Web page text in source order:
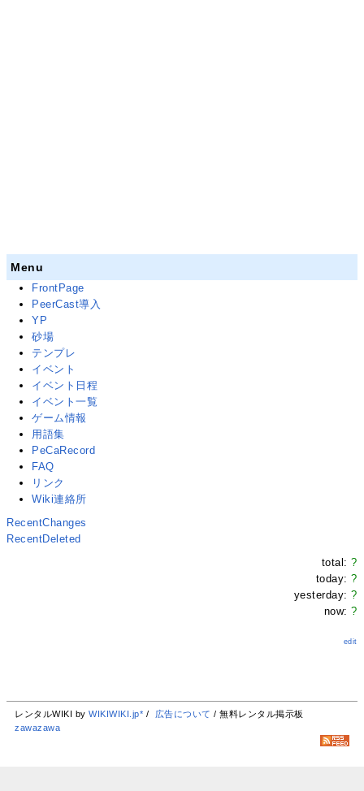
Menu
FrontPage
PeerCast導入
YP
砂場
テンプレ
イベント
イベント日程
イベント一覧
ゲーム情報
用語集
PeCaRecord
FAQ
リンク
Wiki連絡所
RecentChanges
RecentDeleted
total:?
today:?
yesterday:?
now:?
edit
レンタルWIKI byWIKIWIKI.jp* / 広告について / 無料レンタル掲示板
zawazawa